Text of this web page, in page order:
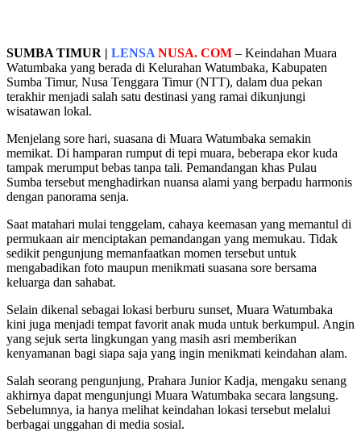
SUMBA TIMUR | LENSA NUSA. COM – Keindahan Muara
Watumbaka yang berada di Kelurahan Watumbaka, Kabupaten
Sumba Timur, Nusa Tenggara Timur (NTT), dalam dua pekan
terakhir menjadi salah satu destinasi yang ramai dikunjungi
wisatawan lokal.
Menjelang sore hari, suasana di Muara Watumbaka semakin
memikat. Di hamparan rumput di tepi muara, beberapa ekor kuda
tampak merumput bebas tanpa tali. Pemandangan khas Pulau
Sumba tersebut menghadirkan nuansa alami yang berpadu harmonis
dengan panorama senja.
Saat matahari mulai tenggelam, cahaya keemasan yang memantul di
permukaan air menciptakan pemandangan yang memukau. Tidak
sedikit pengunjung memanfaatkan momen tersebut untuk
mengabadikan foto maupun menikmati suasana sore bersama
keluarga dan sahabat.
Selain dikenal sebagai lokasi berburu sunset, Muara Watumbaka
kini juga menjadi tempat favorit anak muda untuk berkumpul. Angin
yang sejuk serta lingkungan yang masih asri memberikan
kenyamanan bagi siapa saja yang ingin menikmati keindahan alam.
Salah seorang pengunjung, Prahara Junior Kadja, mengaku senang
akhirnya dapat mengunjungi Muara Watumbaka secara langsung.
Sebelumnya, ia hanya melihat keindahan lokasi tersebut melalui
berbagai unggahan di media sosial.